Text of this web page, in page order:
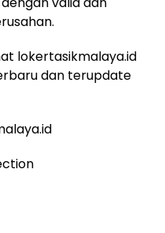
lokertasikmalaya.id
dan terupdate